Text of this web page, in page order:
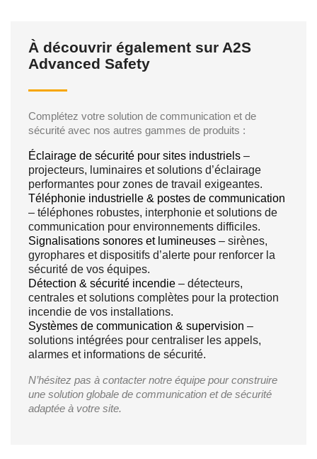
À découvrir également sur A2S
Advanced Safety
Complétez votre solution de communication et de
sécurité avec nos autres gammes de produits :
Éclairage de sécurité pour sites industriels –
projecteurs, luminaires et solutions d’éclairage
performantes pour zones de travail exigeantes.
Téléphonie industrielle & postes de communication
– téléphones robustes, interphonie et solutions de
communication pour environnements difficiles.
Signalisations sonores et lumineuses – sirènes,
gyrophares et dispositifs d’alerte pour renforcer la
sécurité de vos équipes.
Détection & sécurité incendie – détecteurs,
centrales et solutions complètes pour la protection
incendie de vos installations.
Systèmes de communication & supervision –
solutions intégrées pour centraliser les appels,
alarmes et informations de sécurité.
N’hésitez pas à contacter notre équipe pour construire
une solution globale de communication et de sécurité
adaptée à votre site.